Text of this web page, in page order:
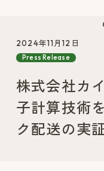
2024年11月12日
Press Release
株式会社カ
子計算技術
ク配送の実